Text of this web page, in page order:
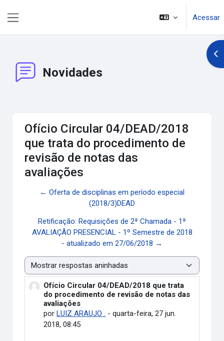
Acessar
Novidades
Ofício Circular 04/DEAD/2018
que trata do procedimento de
revisão de notas das
avaliações
← Oferta de disciplinas em período especial
(2018/3)DEAD
Retificação: Requisições de 2ª Chamada - 1ª
AVALIAÇÃO PRESENCIAL - 1º Semestre de 2018
- atualizado em 27/06/2018 →
Modo de visualização
Ofício Circular 04/DEAD/2018 que trata
do procedimento de revisão de notas das
avaliações
porLUIZ ARAUJO . -quarta-feira, 27 jun.
2018, 08:45
Número de respostas: 0